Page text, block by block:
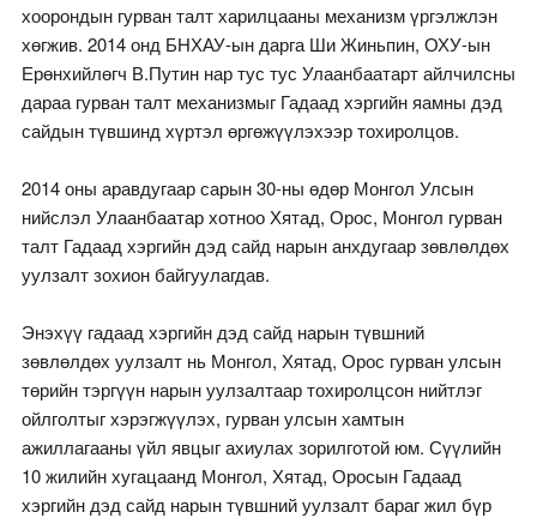
хоорондын гурван талт харилцааны механизм үргэлжлэн
хөгжив. 2014 онд БНХАУ-ын дарга Ши Жиньпин, ОХУ-ын
Ерөнхийлөгч В.Путин нар тус тус Улаанбаатарт айлчилсны
дараа гурван талт механизмыг Гадаад хэргийн яамны дэд
сайдын түвшинд хүртэл өргөжүүлэхээр тохиролцов.
2014 оны аравдугаар сарын 30-ны өдөр Монгол Улсын
нийслэл Улаанбаатар хотноо Хятад, Орос, Монгол гурван
талт Гадаад хэргийн дэд сайд нарын анхдугаар зөвлөлдөх
уулзалт зохион байгуулагдав.
Энэхүү гадаад хэргийн дэд сайд нарын түвшний
зөвлөлдөх уулзалт нь Монгол, Хятад, Орос гурван улсын
төрийн тэргүүн нарын уулзалтаар тохиролцсон нийтлэг
ойлголтыг хэрэгжүүлэх, гурван улсын хамтын
ажиллагааны үйл явцыг ахиулах зорилготой юм. Сүүлийн
10 жилийн хугацаанд Монгол, Хятад, Оросын Гадаад
хэргийн дэд сайд нарын түвшний уулзалт бараг жил бүр